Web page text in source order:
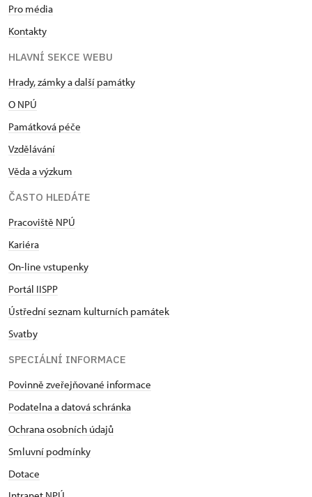
Pro média
Kontakty
HLAVNÍ SEKCE WEBU
Hrady, zámky a další památky
O NPÚ
Památková péče
Vzdělávání
Věda a výzkum
ČASTO HLEDÁTE
Pracoviště NPÚ
Kariéra
On-line vstupenky
Portál IISPP
Ústřední seznam kulturních památek
Svatby
SPECIÁLNÍ INFORMACE
Povinně zveřejňované informace
Podatelna a datová schránka
Ochrana osobních údajů
Smluvní podmínky
Dotace